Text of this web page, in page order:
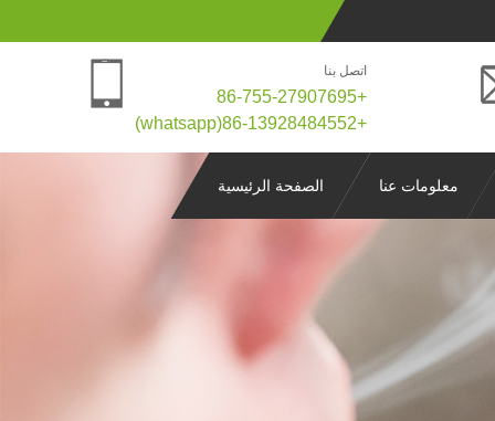
اتصل بنا
+86-755-27907695
+86-13928484552(whatsapp)
الصفحة الرئيسية معلومات عنا